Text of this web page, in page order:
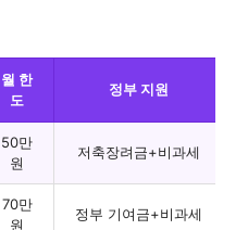
월 한
도
정부 지원
50만
원
저축장려금+비과세
70만
원
정부 기여금+비과세